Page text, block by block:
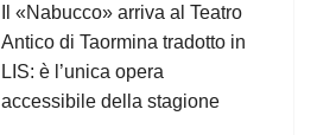
Il «Nabucco» arriva al Teatro
Antico di Taormina tradotto in
LIS: è l’unica opera
accessibile della stagione